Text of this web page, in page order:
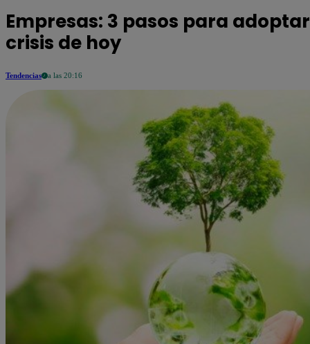
Empresas: 3 pasos para
crisis de hoy
Tendencias a las 20:16